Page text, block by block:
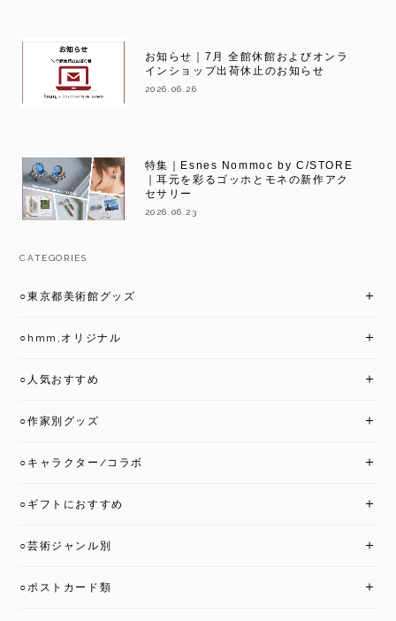
お知らせ｜7月 全館休館およびオンラ
インショップ出荷休止のお知らせ
2026.06.26
特集｜Esnes Nommoc by C/STORE
｜耳元を彩るゴッホとモネの新作アク
セサリー
2026.06.23
CATEGORIES
○東京都美術館グッズ
○hmm,オリジナル
○人気おすすめ
○作家別グッズ
○キャラクター/コラボ
○ギフトにおすすめ
○芸術ジャンル別
○ポストカード類